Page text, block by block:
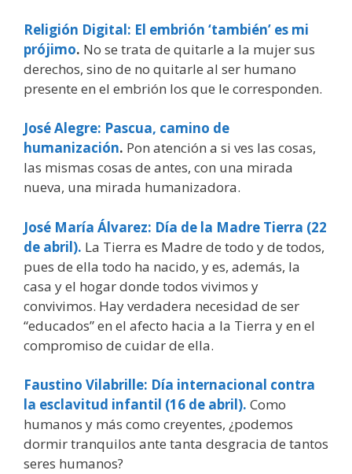
Religión Digital: El embrión ‘también’ es mi
prójimo. No se trata de quitarle a la mujer sus
derechos, sino de no quitarle al ser humano
presente en el embrión los que le corresponden.
José Alegre: Pascua, camino de
humanización. Pon atención a si ves las cosas,
las mismas cosas de antes, con una mirada
nueva, una mirada humanizadora.
José María Álvarez: Día de la Madre Tierra (22
de abril). La Tierra es Madre de todo y de todos,
pues de ella todo ha nacido, y es, además, la
casa y el hogar donde todos vivimos y
convivimos. Hay verdadera necesidad de ser
“educados” en el afecto hacia a la Tierra y en el
compromiso de cuidar de ella.
Faustino Vilabrille: Día internacional contra
la esclavitud infantil (16 de abril). Como
humanos y más como creyentes, ¿podemos
dormir tranquilos ante tanta desgracia de tantos
seres humanos?